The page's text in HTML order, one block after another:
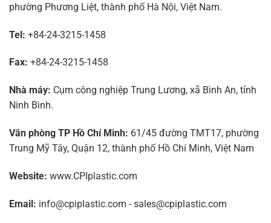
phường Phương Liệt, thành phố Hà Nội, Việt Nam.
Tel: +84-24-3215-1458
Fax: +84-24-3215-1458
Nhà máy: Cụm công nghiệp Trung Lương, xã Bình An, tỉnh
Ninh Bình.
Văn phòng TP Hồ Chí Minh: 61/45 đường TMT17, phường
Trung Mỹ Tây, Quận 12, thành phố Hồ Chí Minh, Việt Nam
Website: www.CPIplastic.com
Email: info@cpiplastic.com - sales@cpiplastic.com